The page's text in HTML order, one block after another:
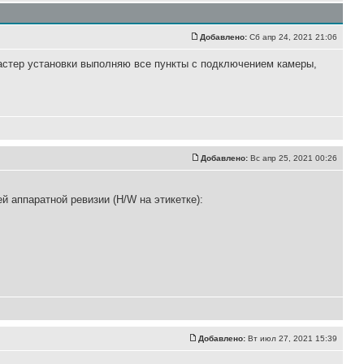
Добавлено: Сб апр 24, 2021 21:06
установки выполняю все пункты с подключением камеры,
Добавлено: Вс апр 25, 2021 00:26
ревизии (H/W на этикетке):
Добавлено: Вт июл 27, 2021 15:39